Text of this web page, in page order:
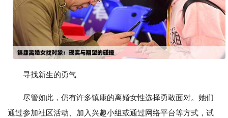
寻找新生的勇气
尽管如此，仍有许多镇康的离婚女性选择勇敢面对。她们
通过参加社区活动、加入兴趣小组或通过网络平台等方式，试